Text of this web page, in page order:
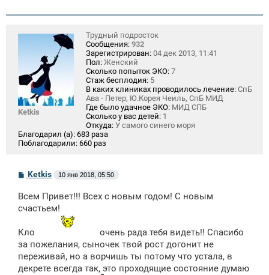
Ketkis
Трудный подросток
Сообщения: 932
Зарегистрирован: 04 дек 2013, 11:41
Пол: Женский
Сколько попыток ЭКО: 7
Стаж бесплодия: 5
В каких клиниках проводилось лечение: СпБ
Ава - Петер, Ю.Корея Чеиль, СпБ МИД
Где было удачное ЭКО: МИД СПБ
Сколько у вас детей: 1
Откуда: У самого синего моря
Благодарил (а): 683 раза
Поблагодарили: 660 раз
С
о
б
щ
и
Ketkis 10 янв 2018, 05:50
Всем Привет!!! Всех с новым годом! С новым
счастьем!
Кло
очень рада тебя видеть!! Спасибо
за пожелания, сыночек твой рост догонит не
переживай, но а ворчишь ты потому что устала, в
декрете всегда так, это проходящие состояние думаю